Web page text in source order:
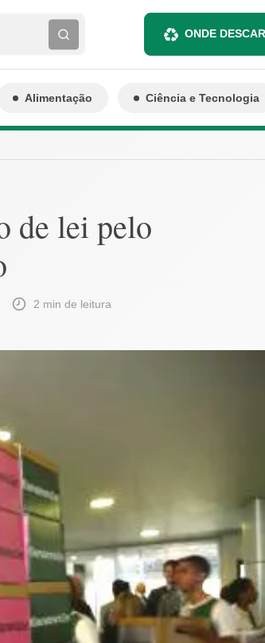
ONDE
Alimentação Ciência e Tecnologia
de lei pelo
2 min de leitura